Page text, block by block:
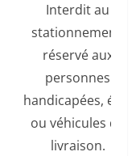
Interdit au
stationnement,
réservé aux
personnes
handicapées, élus
ou véhicules de
livraison.